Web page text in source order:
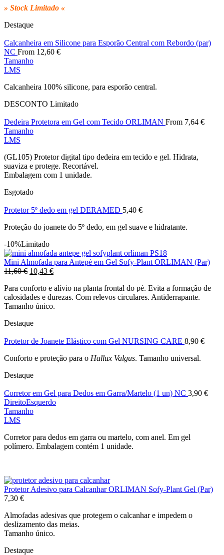
» Stock Limitado «
Destaque
Calcanheira em Silicone para Esporão Central com Rebordo (par)
NC From 12,60 €
Tamanho
LMS
Calcanheira 100% silicone, para esporão central.
DESCONTO Limitado
Dedeira Protetora em Gel com Tecido ORLIMAN From 7,64 €
Tamanho
LMS
(GL105) Protetor digital tipo dedeira em tecido e gel. Hidrata,
suaviza e protege. Recortável.
Embalagem com 1 unidade.
Esgotado
Protetor 5º dedo em gel DERAMED 5,40 €
Proteção do joanete do 5º dedo, em gel suave e hidratante.
-10%Limitado
Mini Almofada para Antepé em Gel Sofy-Plant ORLIMAN (Par)
11,60€ O
original
era:
11,60 €.
10,43 €O
atual
é:
10,43 €.
Para conforto e alívio na planta frontal do pé. Evita a formação de
calosidades e durezas. Com relevos circulares. Antiderrapante.
Tamanho único.
Destaque
Protetor de Joanete Elástico com Gel NURSING CARE 8,90 €
Conforto e proteção para o Hallux Valgus. Tamanho universal.
Destaque
Corretor em Gel para Dedos em Garra/Martelo (1 un) NC 3,90 €
DireitoEsquerdo
Tamanho
LMS
Corretor para dedos em garra ou martelo, com anel. Em gel
polímero. Embalagem contém 1 unidade.
Protetor Adesivo para Calcanhar ORLIMAN Sofy-Plant Gel (Par)
7,30 €
Almofadas adesivas que protegem o calcanhar e impedem o
deslizamento das meias.
Tamanho único.
Destaque